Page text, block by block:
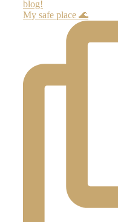
My safe place 🌊